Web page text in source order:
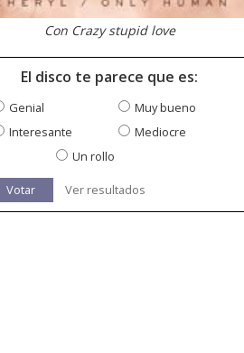
Con Crazy stupid love
El disco te parece que es:
Genial
Muy bueno
Interesante
Mediocre
Un rollo
Votar Ver resultados